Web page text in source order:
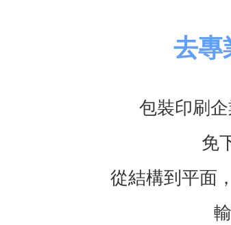
去專
包裝印刷
免
從結構到平面